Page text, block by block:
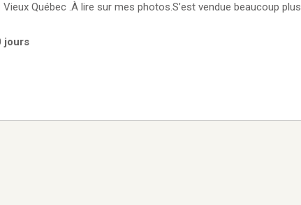
Québec .À lire sur mes photos.S’est vendue beaucoup plus
jours